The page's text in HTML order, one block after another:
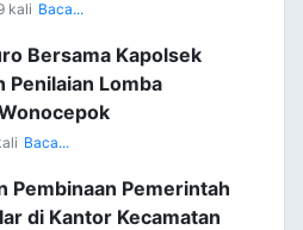
kali Baca...
Bersama Kapolsek
Penilaian Lomba
Baca...
Pembinaan Pemerintah
di Kantor Kecamatan